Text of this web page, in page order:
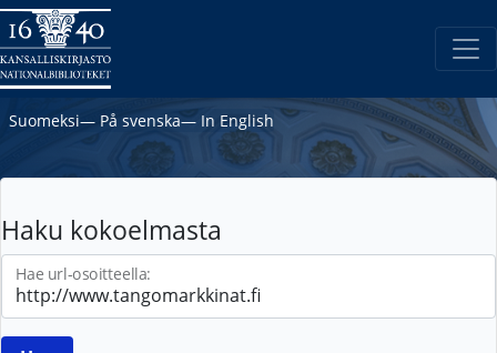
Suomeksi― På svenska― In English
Haku kokoelmasta
Hae url-osoitteella: